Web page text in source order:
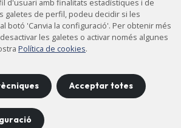
Avís legal
Política de privacitat
Política de cookies
Mapa del lloc
galetes de perfil, podeu decidir si les
botó 'Canvia la configuració'. Per obtenir més
les galetes o activar només algunes
Política de cookies.
Acceptar totes